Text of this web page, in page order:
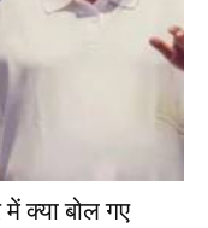
क्या बोल गए